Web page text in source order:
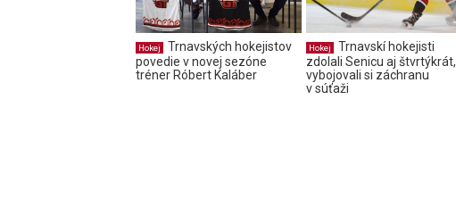
Hokej
Trnavských hokejistov
povedie v novej sezóne
tréner Róbert Kaláber
Hokej
Trnavskí hokejisti
zdolali Senicu aj štvrtýkrát,
vybojovali si záchranu
v súťaži